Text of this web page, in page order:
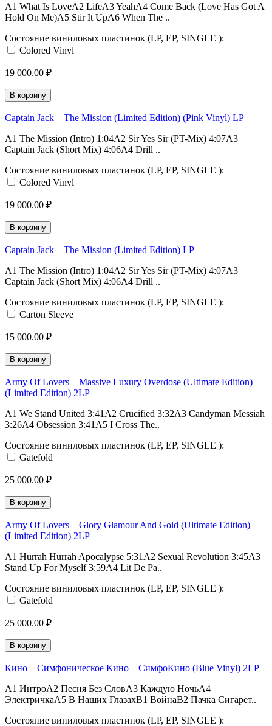
A1 What Is LoveA2 LifeA3 YeahA4 Come Back (Love Has Got A
Hold On Me)A5 Stir It UpA6 When The ..
Состояние виниловых пластинок (LP, EP, SINGLE ):
Colored Vinyl
19 000.00 ₽
В корзину
Captain Jack – The Mission (Limited Edition) (Pink Vinyl) LP
A1 The Mission (Intro) 1:04A2 Sir Yes Sir (PT-Mix) 4:07A3
Captain Jack (Short Mix) 4:06A4 Drill ..
Состояние виниловых пластинок (LP, EP, SINGLE ):
Colored Vinyl
19 000.00 ₽
В корзину
Captain Jack – The Mission (Limited Edition) LP
A1 The Mission (Intro) 1:04A2 Sir Yes Sir (PT-Mix) 4:07A3
Captain Jack (Short Mix) 4:06A4 Drill ..
Состояние виниловых пластинок (LP, EP, SINGLE ):
Carton Sleeve
15 000.00 ₽
В корзину
Army Of Lovers – Massive Luxury Overdose (Ultimate Edition)
(Limited Edition) 2LP
A1 We Stand United 3:41A2 Crucified 3:32A3 Candyman Messiah
3:26A4 Obsession 3:41A5 I Cross The..
Состояние виниловых пластинок (LP, EP, SINGLE ):
Gatefold
25 000.00 ₽
В корзину
Army Of Lovers – Glory Glamour And Gold (Ultimate Edition)
(Limited Edition) 2LP
A1 Hurrah Hurrah Apocalypse 5:31A2 Sexual Revolution 3:45A3
Stand Up For Myself 3:59A4 Lit De Pa..
Состояние виниловых пластинок (LP, EP, SINGLE ):
Gatefold
25 000.00 ₽
В корзину
Кино ‎– Симфоническое Кино – СимфоКино (Blue Vinyl) 2LP
A1 ИнтроA2 Песня Без СловA3 Каждую НочьA4
ЭлектричкаA5 В Наших ГлазахB1 ВойнаB2 Пачка Сигарет..
Состояние виниловых пластинок (LP, EP, SINGLE ):